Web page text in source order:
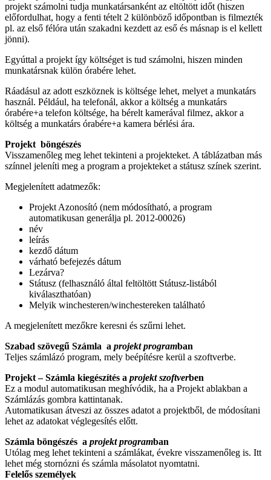
projekt számolni tudja munkatársanként az eltöltött időt (hiszen
előfordulhat, hogy a fenti tételt 2 különböző időpontban is filmezték
pl. az első félóra után szakadni kezdett az eső és másnap is el kellett
jönni).
Egyúttal a projekt így költséget is tud számolni, hiszen minden
munkatársnak külön órabére lehet.
Ráadásul az adott eszköznek is költsége lehet, melyet a munkatárs
használ. Például, ha telefonál, akkor a költség a munkatárs
órabére+a telefon költsége, ha bérelt kamerával filmez, akkor a
költség a munkatárs órabére+a kamera bérlési ára.
Projekt böngészés
Visszamenőleg meg lehet tekinteni a projekteket. A táblázatban más
színnel jeleníti meg a program a projekteket a státusz színek szerint.
Megjelenített adatmezők:
Projekt Azonosító (nem módosítható, a program
automatikusan generálja pl. 2012-00026)
név
leírás
kezdő dátum
várható befejezés dátum
Lezárva?
Státusz (felhasználó által feltöltött Státusz-listából
kiválaszthatóan)
Melyik winchesteren/winchestereken található
A megjelenített mezőkre keresni és szűrni lehet.
Szabad szövegű Számla a projekt programban
Teljes számlázó program, mely beépítésre kerül a szoftverbe.
Projekt – Számla kiegészítés a projekt szoftverben
Ez a modul automatikusan meghívódik, ha a Projekt ablakban a
Számlázás gombra kattintanak.
Automatikusan átveszi az összes adatot a projektből, de módosítani
lehet az adatokat véglegesítés előtt.
Számla böngészés a projekt programban
Utólag meg lehet tekinteni a számlákat, évekre visszamenőleg is. Itt
lehet még stornózni és számla másolatot nyomtatni.
Felelős személyek